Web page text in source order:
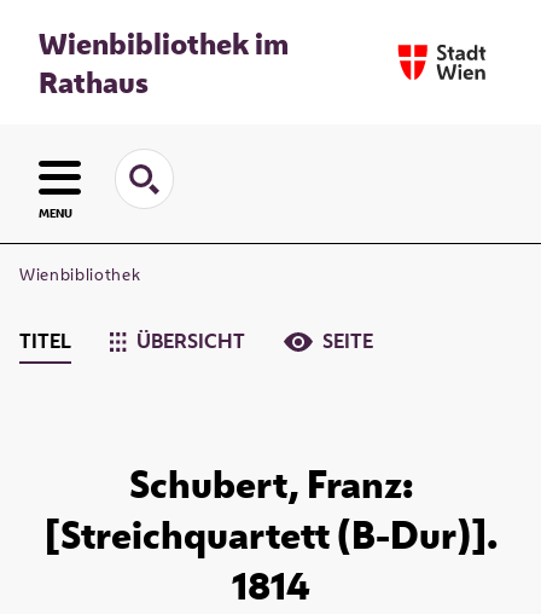
Wienbibliothek im
Rathaus
MENU
Wienbibliothek
TITEL ÜBERSICHT SEITE
Schubert, Franz:
[Streichquartett (B-Dur)].
1814